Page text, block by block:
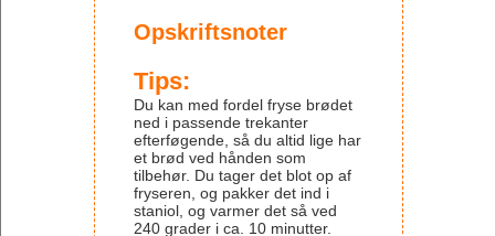
Opskriftsnoter
Tips:
Du kan med fordel fryse brødet
ned i passende trekanter
efterføgende, så du altid lige har
et brød ved hånden som
tilbehør. Du tager det blot op af
fryseren, og pakker det ind i
staniol, og varmer det så ved
240 grader i ca. 10 minutter.